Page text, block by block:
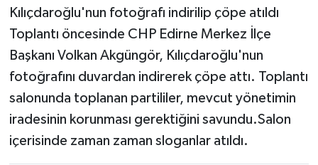
Kılıçdaroğlu'nun fotoğrafı indirilip çöpe atıldı
Toplantı öncesinde CHP Edirne Merkez İlçe
Başkanı Volkan Akgüngör, Kılıçdaroğlu'nun
fotoğrafını duvardan indirerek çöpe attı. Toplantı
salonunda toplanan partililer, mevcut yönetimin
iradesinin korunması gerektiğini savundu.Salon
içerisinde zaman zaman sloganlar atıldı.